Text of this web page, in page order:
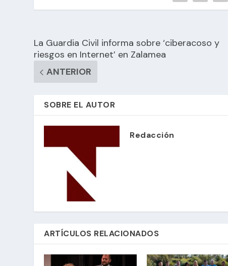
La Guardia Civil informa sobre ‘ciberacoso y
riesgos en Internet’ en Zalamea
ANTERIOR
SOBRE EL AUTOR
Redacción
ARTÍCULOS RELACIONADOS